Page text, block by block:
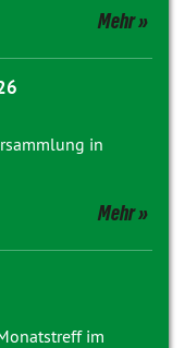
Mehr
in
Mehr
im